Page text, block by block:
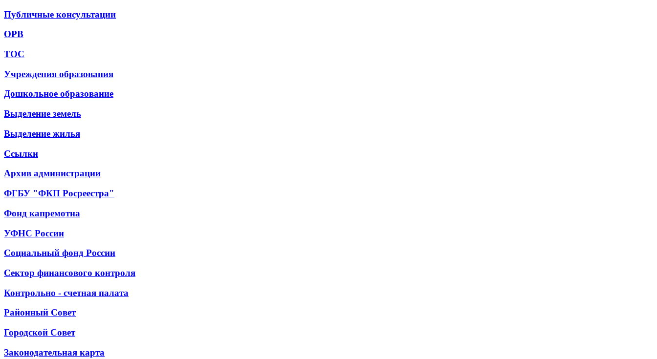
Публичные консультации
ОРВ
ТОС
Учреждения образования
Дошкольное образование
Выделение земель
Выделение жилья
Ссылки
Архив администрации
ФГБУ "ФКП Росреестра"
Фонд капремотна
УФНС России
Социальный фонд России
Сектор финансового контроля
Контрольно - счетная палата
Районный Совет
Городской Совет
Законодательная карта